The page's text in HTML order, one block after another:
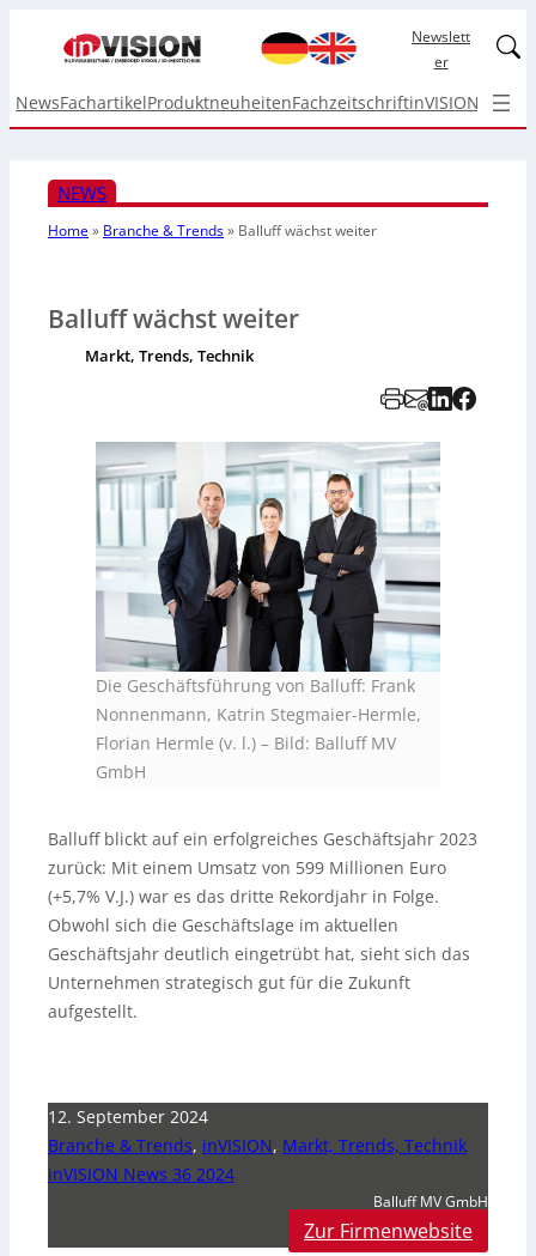
Newslett
er
NewsFachartikelProduktneuheitenFachzeitschriftinVISION Top
NEWS
Home» Branche & Trends» Balluff wächst weiter
Balluff wächst weiter
Markt, Trends, Technik
Die Geschäftsführung von Balluff: Frank
Nonnenmann, Katrin Stegmaier-Hermle,
Florian Hermle (v. l.) – Bild: Balluff MV
GmbH
Balluff blickt auf ein erfolgreiches Geschäftsjahr 2023
zurück: Mit einem Umsatz von 599 Millionen Euro
(+5,7% V.J.) war es das dritte Rekordjahr in Folge.
Obwohl sich die Geschäftslage im aktuellen
Geschäftsjahr deutlich eingetrübt hat, sieht sich das
Unternehmen strategisch gut für die Zukunft
aufgestellt.
12. September 2024
Branche & Trends, inVISION, Markt, Trends, Technik
inVISION News 36 2024
Balluff MV GmbH
Zur Firmenwebsite